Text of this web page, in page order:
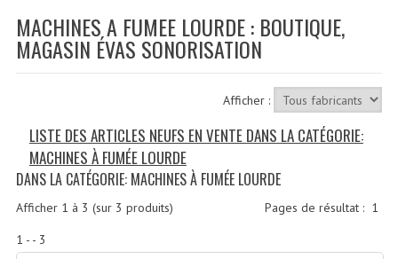
Location De Matériel
Le Matériel D´occasion
Recevoir Nos Promotions
Faire Votre Devis
CATÉGORIES
MACHINES A FUMEE LOURDE : BOUTIQUE,
MAGASIN ÉVAS SONORISATION
Afficher :
LISTE DES ARTICLES NEUFS EN VENTE DANS LA CATÉGORIE:
MACHINES À FUMÉE LOURDE
DANS LA CATÉGORIE: MACHINES À FUMÉE LOURDE
Pages de résultat : 1
Afficher 1 à 3 (sur 3 produits)
1 - - 3